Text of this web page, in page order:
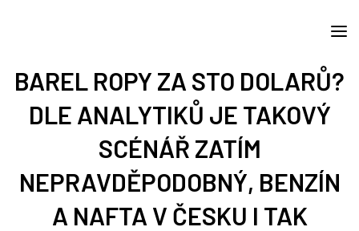
BAREL ROPY ZA STO DOLARŮ?
DLE ANALYTIKŮ JE TAKOVÝ
SCÉNÁŘ ZATÍM
NEPRAVDĚPODOBNÝ, BENZÍN
A NAFTA V ČESKU I TAK